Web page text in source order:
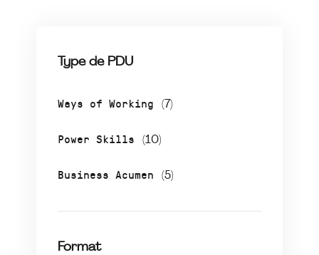
Type de PDU
Ways of Working (7)
Power Skills (10)
Business Acumen (5)
Format